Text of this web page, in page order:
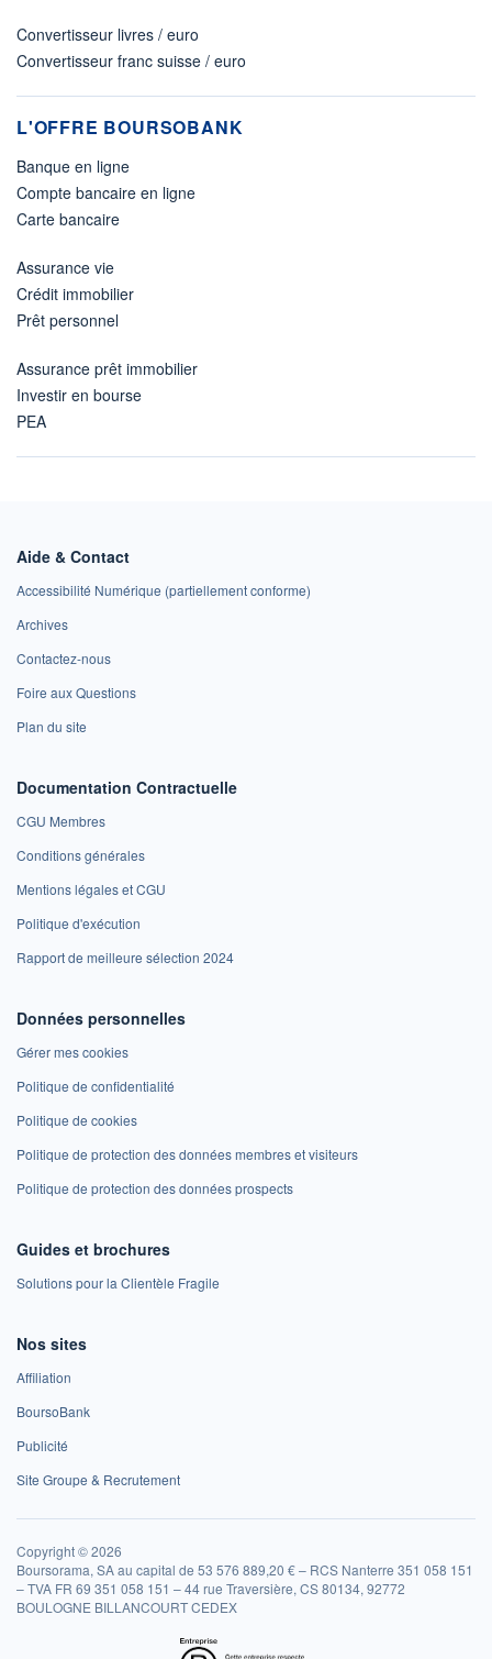
Convertisseur livres / euro
Convertisseur franc suisse / euro
L'OFFRE BOURSOBANK
Banque en ligne
Compte bancaire en ligne
Carte bancaire
Assurance vie
Crédit immobilier
Prêt personnel
Assurance prêt immobilier
Investir en bourse
PEA
Aide & Contact
Accessibilité Numérique (partiellement conforme)
Archives
Contactez-nous
Foire aux Questions
Plan du site
Documentation Contractuelle
CGU Membres
Conditions générales
Mentions légales et CGU
Politique d'exécution
Rapport de meilleure sélection 2024
Données personnelles
Gérer mes cookies
Politique de confidentialité
Politique de cookies
Politique de protection des données membres et visiteurs
Politique de protection des données prospects
Guides et brochures
Solutions pour la Clientèle Fragile
Nos sites
Affiliation
BoursoBank
Publicité
Site Groupe & Recrutement
Copyright © 2026
Boursorama, SA au capital de 53 576 889,20 € – RCS Nanterre 351 058 151
– TVA FR 69 351 058 151 – 44 rue Traversière, CS 80134, 92772
BOULOGNE BILLANCOURT CEDEX